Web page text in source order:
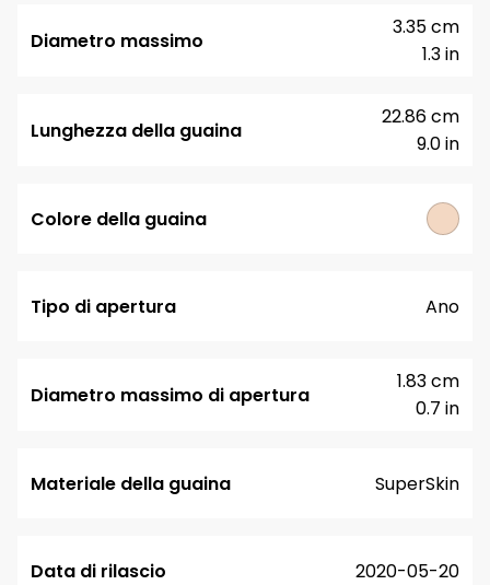
Diametro massimo
1.3 in
3.35 cm
Lunghezza della guaina
9.0 in
22.86 cm
Colore della guaina
Tipo di apertura Ano
Diametro massimo di apertura
0.7 in
1.83 cm
Materiale della guaina SuperSkin
Data di rilascio 2020-05-20